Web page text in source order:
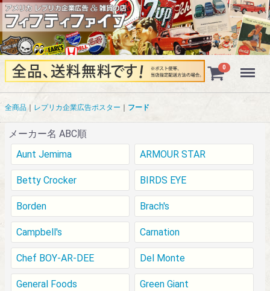
0 Menu
全商品 レプリカ企業広告ポスター フード
メーカー名 ABC順
Aunt Jemima
ARMOUR STAR
Betty Crocker BIRDS EYE
Borden Brach's
Campbell's Carnation
Chef BOY-AR-DEE Del Monte
General Foods Green Giant